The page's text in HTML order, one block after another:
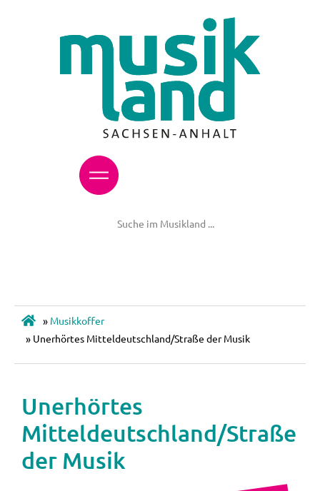
» Musikkoffer
» Unerhörtes Mitteldeutschland/Straße der Musik
Unerhörtes
Mitteldeutschland/Straße
der Musik